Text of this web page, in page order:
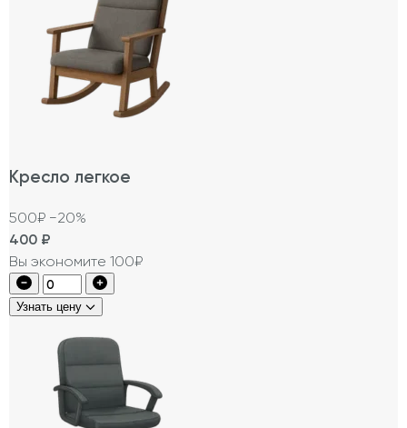
Кресло легкое
500₽ −20%
400 ₽
Вы экономите 100₽
Узнать цену